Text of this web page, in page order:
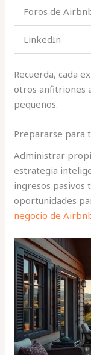
Foros de
LinkedIn
Recuerda, cada
otros anfitriones
pequeños.
Prepararse para
Administrar
estrategia
ingresos pasivos
oportunidades
negocio de